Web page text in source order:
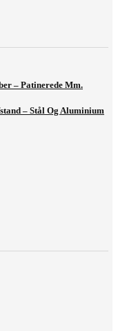
– Patinerede Mm.
– Stål Og Aluminium